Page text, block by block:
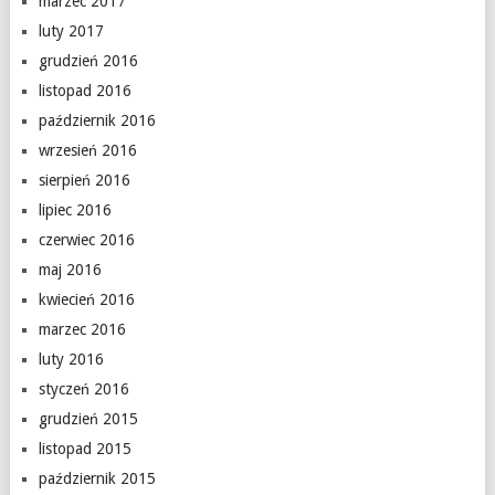
luty 2017
grudzień 2016
listopad 2016
październik 2016
wrzesień 2016
sierpień 2016
lipiec 2016
czerwiec 2016
maj 2016
kwiecień 2016
marzec 2016
luty 2016
styczeń 2016
grudzień 2015
listopad 2015
październik 2015